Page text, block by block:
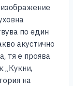
по един
акустично
тя е проява
„Кукни,
на